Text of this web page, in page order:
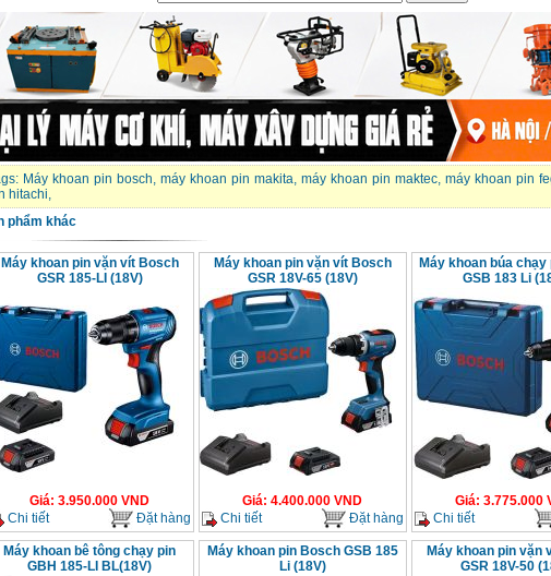
Máy khoan pin bosch, máy khoan pin makita,máy khoan pin maktec,máy khoan pin
hitachi,
phẩm khác
Máy khoan pin vặn vít Bosch
GSR 185-LI (18V)
Giá: 3.950.000 VND
Chi tiết
Đặt hàng
Máy khoan pin vặn vít Bosch
GSR 18V-65 (18V)
Giá: 4.400.000 VND
Chi tiết
Đặt hàng
Máy khoan búa
GSB 183 Li
Giá: 3.775.000
Chi tiết
Máy khoan bê tông chạy pin
GBH 185-LI BL(18V)
Máy khoan pin Bosch GSB 185
Li (18V)
Máy khoan pin vặn
GSR 18V-50